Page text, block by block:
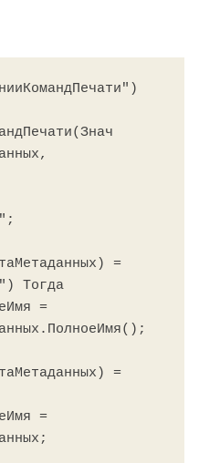
=
Тогда
=